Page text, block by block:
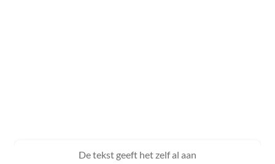
De tekst geeft het zelf al aan